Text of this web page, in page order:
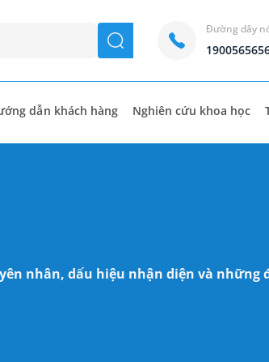
seach
Đường dây
dẫn khách hàng Nghiên cứu khoa học
nhân, dấu hiệu nhận diện và những